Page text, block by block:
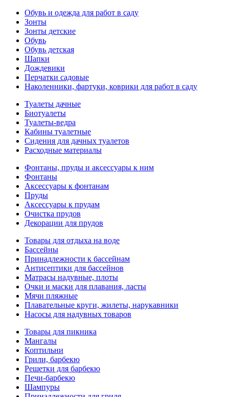
Обувь и одежда для работ в саду
Зонты
Зонты детские
Обувь
Обувь детская
Шапки
Дождевики
Перчатки садовые
Наколенники, фартуки, коврики для работ в саду
Туалеты дачные
Биотуалеты
Туалеты-ведра
Кабины туалетные
Сидения для дачных туалетов
Расходные материалы
Фонтаны, пруды и аксессуары к ним
Фонтаны
Аксессуары к фонтанам
Пруды
Аксессуары к прудам
Очистка прудов
Декорации для прудов
Товары для отдыха на воде
Бассейны
Принадлежности к бассейнам
Антисептики для бассейнов
Матраcы надувные, плоты
Очки и маски для плавания, ласты
Мячи пляжные
Плавательные круги, жилеты, нарукавники
Насосы для надувных товаров
Товары для пикника
Мангалы
Коптильни
Грили, барбекю
Решетки для барбекю
Печи-барбекю
Шампуры